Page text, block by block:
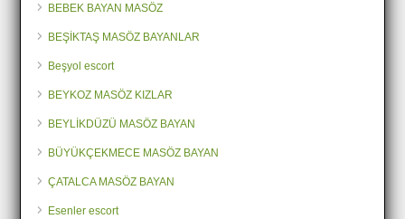
BEBEK BAYAN MASÖZ
BEŞİKTAŞ MASÖZ BAYANLAR
Beşyol escort
BEYKOZ MASÖZ KIZLAR
BEYLİKDÜZÜ MASÖZ BAYAN
BÜYÜKÇEKMECE MASÖZ BAYAN
ÇATALCA MASÖZ BAYAN
Esenler escort